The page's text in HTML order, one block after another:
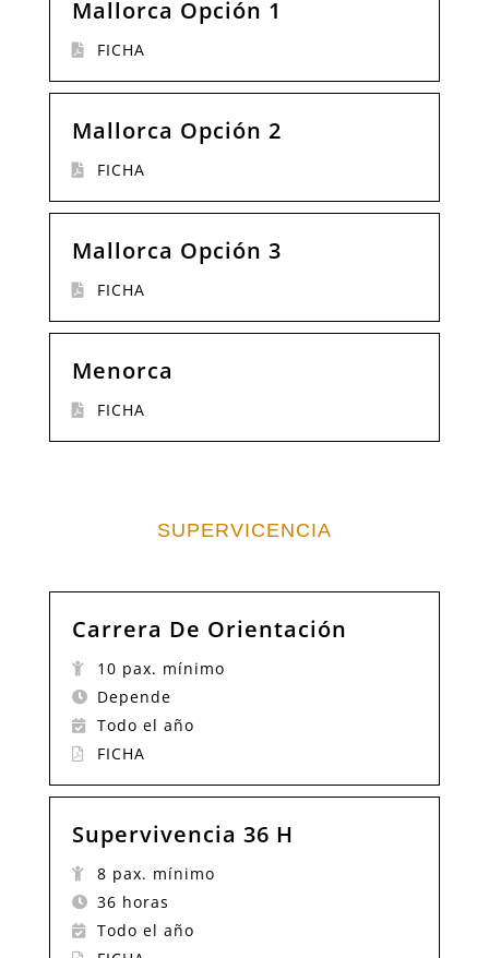
Mallorca Opción 1
FICHA
Mallorca Opción 2
FICHA
Mallorca Opción 3
FICHA
Menorca
FICHA
SUPERVICENCIA
Carrera De Orientación
10 pax. mínimo
Depende
Todo el año
FICHA
Supervivencia 36 H
8 pax. mínimo
36 horas
Todo el año